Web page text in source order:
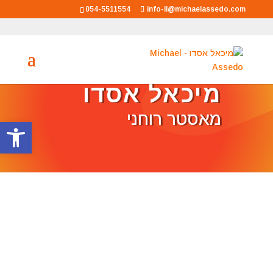
054-5511554 info-il@michaelassedo.com
מיכאל אסדו
מאסטר רוחני פתח